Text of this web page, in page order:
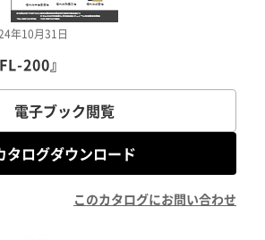
200』
年10月31日
電子ブック閲覧
タログダウンロード
このカタログにお問い合わせ